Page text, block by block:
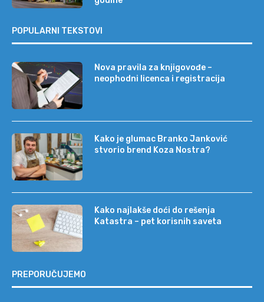
POPULARNI TEKSTOVI
Nova pravila za knjigovođe –
neophodni licenca i registracija
Kako je glumac Branko Janković
stvorio brend Koza Nostra?
Kako najlakše doći do rešenja
Katastra – pet korisnih saveta
PREPORUČUJEMO